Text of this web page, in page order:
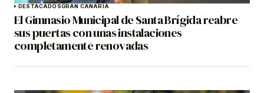
DESTACADOSGRAN CANARIA
El Gimnasio Municipal de Santa Brígida reabre
sus puertas con unas instalaciones
completamente renovadas